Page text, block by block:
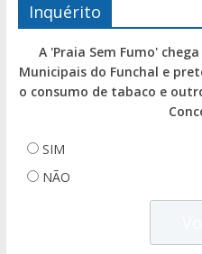
Inquérito
A 'Praia Sem Fumo'
Municipais do Funchal e
o consumo de tabaco e
SIM
NÃO